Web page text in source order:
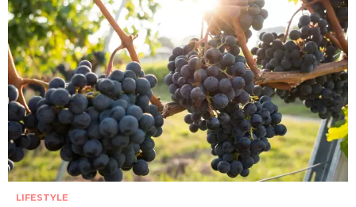
LIFESTYLE